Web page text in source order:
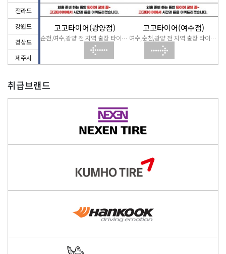
전라도
강원도
경상도
제주시
순천점) 고고타이어(광양점)
순천,여수,광양 전 지역 출장 타이어 교체
고고타이어(여수점)
여수,순천,광양 전 지역 출장 타이어 교체
취급브랜드